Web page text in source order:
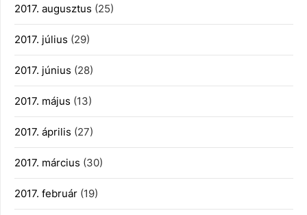
2017. augusztus (25)
2017. július (29)
2017. június (28)
2017. május (13)
2017. április (27)
2017. március (30)
2017. február (19)